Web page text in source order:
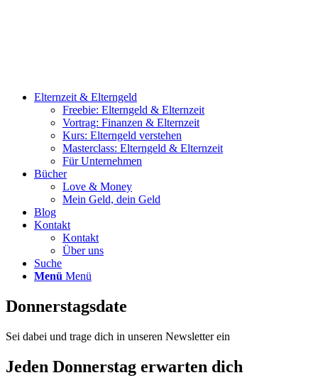
Elternzeit & Elterngeld
Freebie: Elterngeld & Elternzeit
Vortrag: Finanzen & Elternzeit
Kurs: Elterngeld verstehen
Masterclass: Elterngeld & Elternzeit
Für Unternehmen
Bücher
Love & Money
Mein Geld, dein Geld
Blog
Kontakt
Kontakt
Über uns
Suche
Menü Menü
Donnerstagsdate
Sei dabei und trage dich in unseren Newsletter ein
Jeden Donnerstag erwarten dich